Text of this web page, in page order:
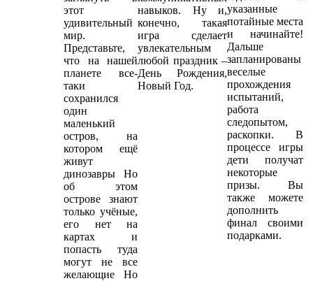
этот
удивительный
мир.
Представьте,
что на нашей
планете все-
таки
сохранился
один
маленький
остров, на
котором ещё
живут
динозавры Но
об этом
острове знают
только учёные,
его нет на
картах и
попасть туда
могут не все
желающие Но
навыков. Ну и,
конечно, такая
игра сделает
увлекательным
любой праздник –
День Рождения,
Новый Год.
указанные
потайные места
и начинайте!
Дальше
запланированы
веселые
прохождения
испытаний,
работа
следопытом,
раскопки. В
процессе игры
дети получат
некоторые
призы. Вы
также можете
дополнить
финал своими
подарками.